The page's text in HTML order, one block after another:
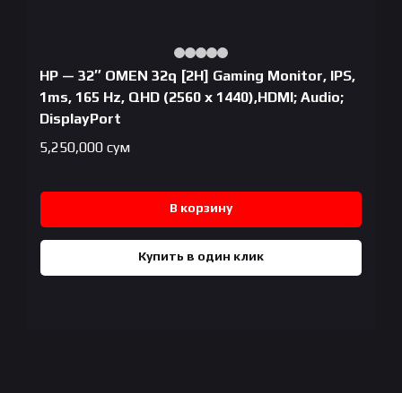
HP — 32″ OMEN 32q [2H] Gaming Monitor, IPS,
1ms, 165 Hz, QHD (2560 x 1440),HDMI; Audio;
DisplayPort
5,250,000 сум
В корзину
Купить в один клик